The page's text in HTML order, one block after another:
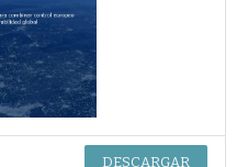
DESCARGAR